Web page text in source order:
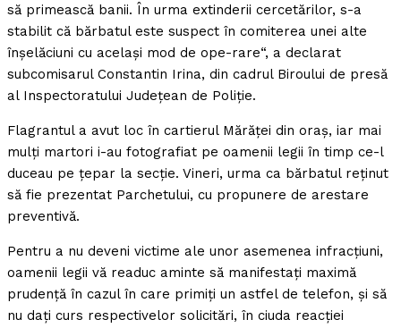
să primească banii. În urma extinderii cercetărilor, s-a
stabilit că bărbatul este suspect în comiterea unei alte
înşelăciuni cu acelaşi mod de ope-rare“, a declarat
subcomisarul Constantin Irina, din cadrul Biroului de presă
al Inspectoratului Judeţean de Poliţie.
Flagrantul a avut loc în cartierul Mărăţei din oraş, iar mai
mulţi martori i-au fotografiat pe oamenii legii în timp ce-l
duceau pe ţepar la secţie. Vineri, urma ca bărbatul reţinut
să fie prezentat Parchetului, cu propunere de arestare
preventivă.
Pentru a nu deveni victime ale unor asemenea infracţiuni,
oamenii legii vă readuc aminte să manifestaţi maximă
prudenţă în cazul în care primiţi un astfel de telefon, şi să
nu daţi curs respectivelor solicitări, în ciuda reacţiei